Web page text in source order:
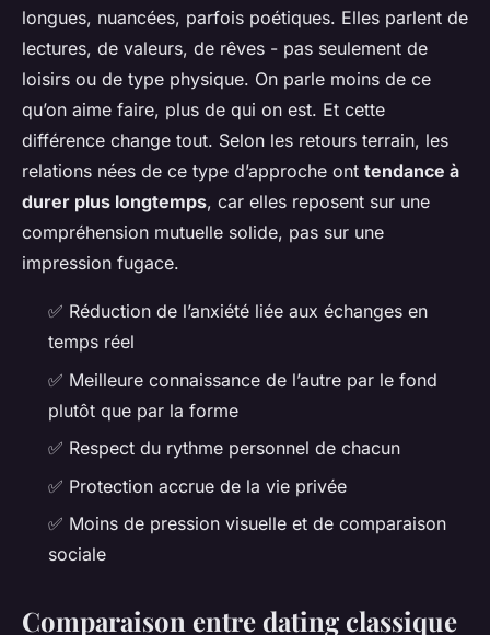
longues, nuancées, parfois poétiques. Elles parlent de
lectures, de valeurs, de rêves - pas seulement de
loisirs ou de type physique. On parle moins de ce
qu’on aime faire, plus de qui on est. Et cette
différence change tout. Selon les retours terrain, les
relations nées de ce type d’approche ont tendance à
durer plus longtemps, car elles reposent sur une
compréhension mutuelle solide, pas sur une
impression fugace.
✅ Réduction de l’anxiété liée aux échanges en
temps réel
✅ Meilleure connaissance de l’autre par le fond
plutôt que par la forme
✅ Respect du rythme personnel de chacun
✅ Protection accrue de la vie privée
✅ Moins de pression visuelle et de comparaison
sociale
Comparaison entre dating classique